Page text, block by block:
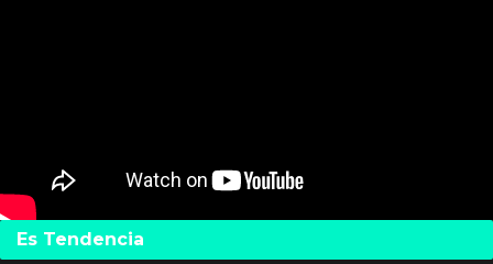
Es Tendencia